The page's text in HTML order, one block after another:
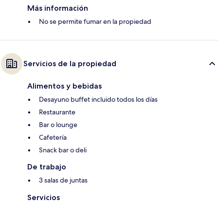
Más información
No se permite fumar en la propiedad
Servicios de la propiedad
Alimentos y bebidas
Desayuno buffet incluido todos los días
Restaurante
Bar o lounge
Cafetería
Snack bar o deli
De trabajo
3 salas de juntas
Servicios